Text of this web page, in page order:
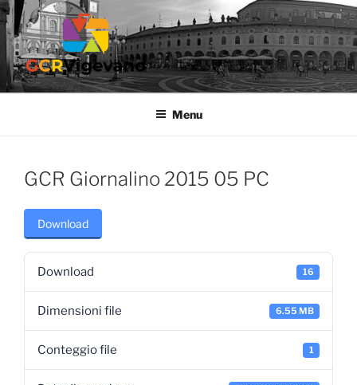
Salta
al
contenuto
GCR VIGEVANO
Gruppo Culturale Ricreativo dell'Ospedale di Vigevano
Menu
GCR Giornalino 2015 05 PC
Download
Download 16
Dimensioni file 6.55 MB
Conteggio file 1